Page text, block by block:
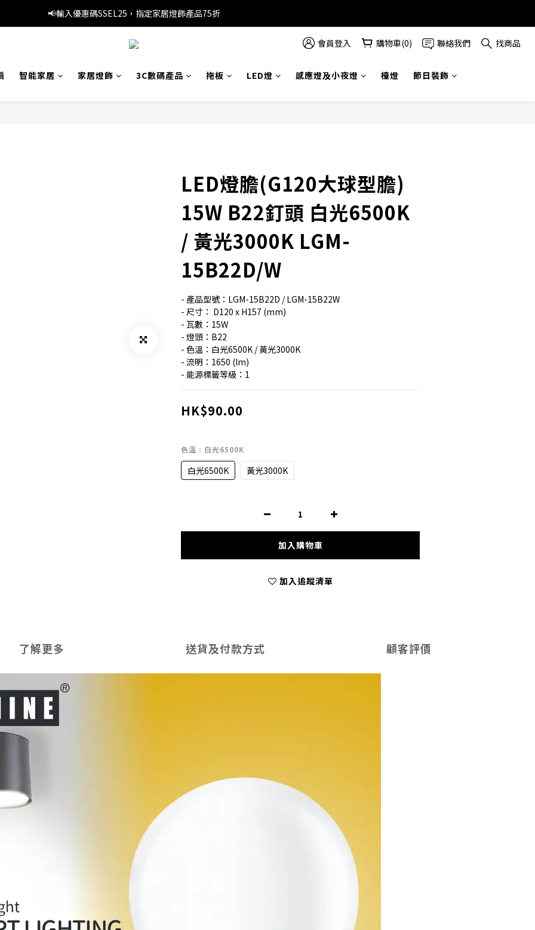
📢暑假優惠，輸入優惠碼SS3C30，精選旅行產品1件8折，3件7折
📢輸入優惠碼SSEL25，指定家居燈飾產品75折
🚚滿 HK$249 本地免運費 會員登入 購物車(0) 聯絡我們 找商品
智能家居 家居燈飾 3C數碼產品 拖板 LED燈 感應燈及小夜燈 檯燈 節日裝飾
LED燈膽(G120大球型膽)
15W B22釘頭 白光6500K
/ 黃光3000K LGM-
15B22D/W
- 產品型號：LGM-15B22D / LGM-15B22W
- 尺寸： D120 x H157 (mm)
- 瓦數：15W
- 燈頭：B22
- 色溫：白光6500K / 黃光3000K
- 流明：1650 (lm)
- 能源標籤等級：1
HK$90.00
色溫 : 白光6500K
白光6500K 黃光3000K
加入購物車
加入追蹤清單
了解更多 送貨及付款方式 顧客評價